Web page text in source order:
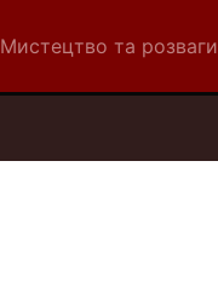
Мистецтво та розваги